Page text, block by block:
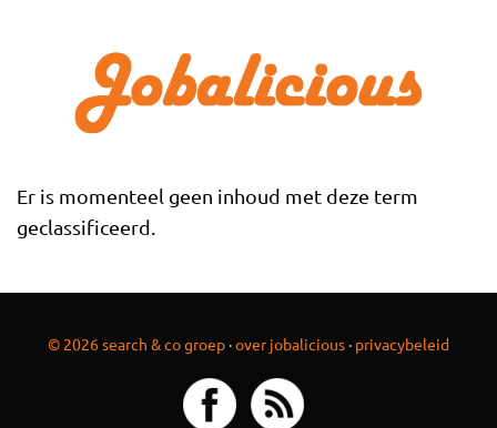
Er is momenteel geen inhoud met deze term
geclassificeerd.
© 2026 search & co groep ·over jobalicious · privacybeleid